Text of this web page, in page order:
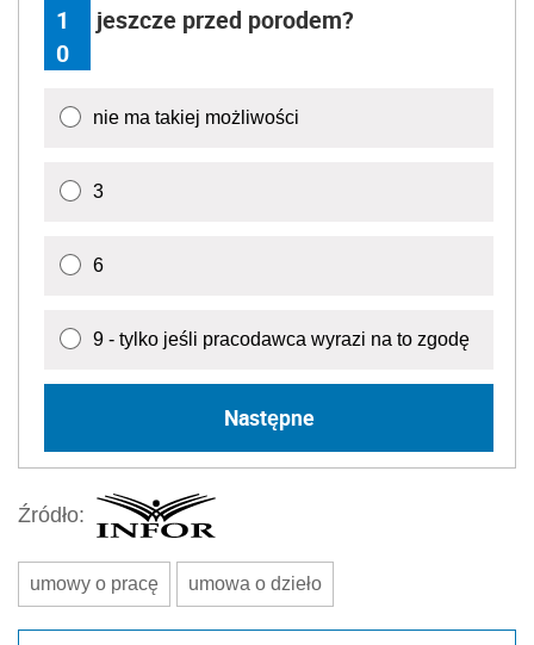
1
0
jeszcze przed porodem?
nie ma takiej możliwości
3
6
9 - tylko jeśli pracodawca wyrazi na to zgodę
Następne
Źródło:
umowy o pracę umowa o dzieło